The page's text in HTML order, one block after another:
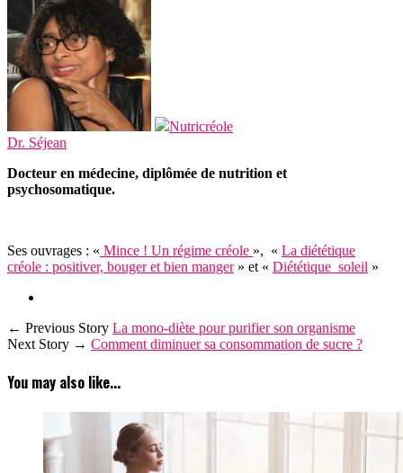
Nutricréole
Dr. Séjean
Docteur en médecine, diplômée de nutrition et
psychosomatique.
Ses ouvrages : « Mince ! Un régime créole », « La diététique
créole : positiver, bouger et bien manger» et « Diététique soleil »
← Previous Story La mono-diète pour purifier son organisme
Next Story → Comment diminuer sa consommation de sucre ?
You may also like...